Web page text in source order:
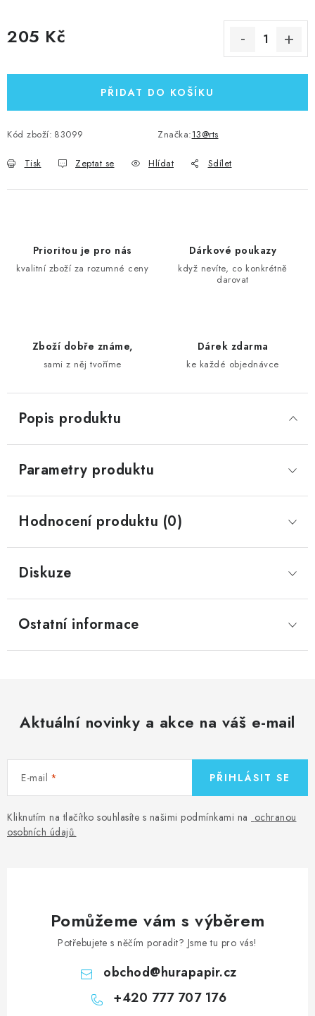
205 Kč
PŘIDAT DO KOŠÍKU
Kód zboží: 83099 Značka:13@rts
Tisk Zeptat se Hlídat Sdílet
Prioritou je pro nás
kvalitní zboží za rozumné ceny
Dárkové poukazy
když nevíte, co konkrétně
darovat
Zboží dobře známe,
sami z něj tvoříme
Dárek zdarma
ke každé objednávce
Popis produktu
Parametry produktu
Hodnocení produktu (0)
Diskuze
Ostatní informace
Aktuální novinky a akce na váš e-mail
E-mail
Kliknutím na tlačítko souhlasíte s našimi podmínkami na ochranou
osobních údajů.
PŘIHLÁSIT SE
Pomůžeme vám s výběrem
Potřebujete s něčím poradit? Jsme tu pro vás!
obchod@hurapapir.cz
+420 777 707 176